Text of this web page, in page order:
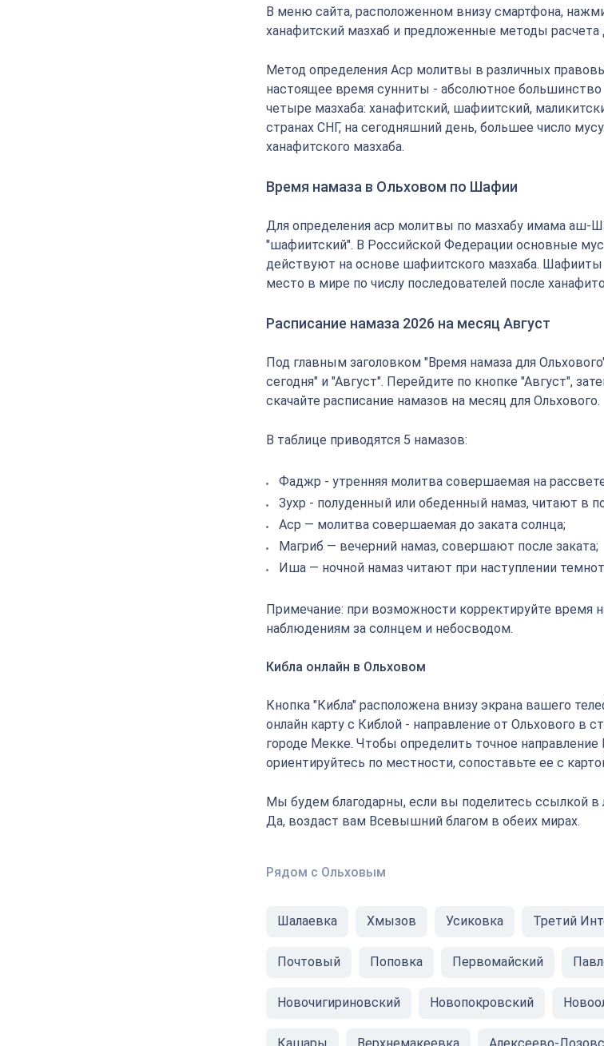
В меню сайта, расположенном внизу смартфона,
ханафитский мазхаб и предложенные методы расчета
Метод определения Аср молитвы в различных
настоящее время сунниты - абсолютное
четыре мазхаба: ханафитский, шафиитский,
странах СНГ, на сегодняшний день, большее число
ханафитского мазхаба.
Время намаза в Ольховом по Шафии
Для определения аср молитвы по мазхабу имама аш-
"шафиитский". В Российской Федерации основные
действуют на основе шафиитского мазхаба.
место в мире по числу последователей после
Расписание намаза 2026 на месяц Август
Под главным заголовком "Время намаза для
сегодня" и "Август". Перейдите по кнопке "Август",
скачайте расписание намазов на месяц для Ольхового.
В таблице приводятся 5 намазов:
Фаджр - утренняя молитва совершаемая на
Зухр - полуденный или обеденный намаз, читают в
Аср — молитва совершаемая до заката солнца;
Магриб — вечерний намаз, совершают после заката;
Иша — ночной намаз читают при наступлении
Примечание: при возможности корректируйте время
наблюдениям за солнцем и небосводом.
Кибла онлайн в Ольховом
Кнопка "Кибла" расположена внизу экрана вашего
онлайн карту с Киблой - направление от Ольхового в
городе Мекке. Чтобы определить точное
ориентируйтесь по местности, сопоставьте ее с
Мы будем благодарны, если вы поделитесь ссылкой
Да, воздаст вам Всевышний благом в обеих мирах.
Рядом с Ольховым
Шалаевка Хмызов Усиковка Третий
Почтовый Поповка Первомайский
Новочигириновский Новопокровский